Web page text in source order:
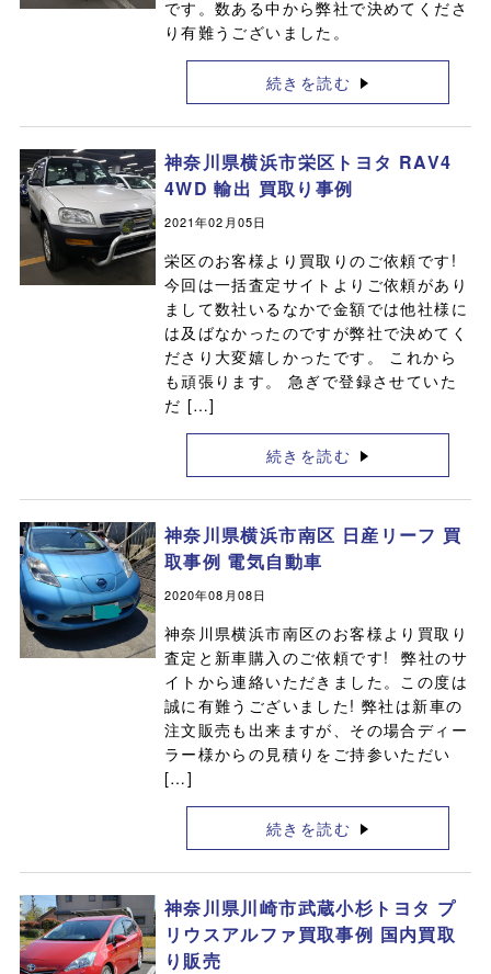
です。数ある中から弊社で決めてくださ
り有難うございました。
続きを読む
神奈川県横浜市栄区トヨタ RAV4
4WD 輸出 買取り事例
2021年02月05日
栄区のお客様より買取りのご依頼です!
今回は一括査定サイトよりご依頼があり
まして数社いるなかで金額では他社様に
は及ばなかったのですが弊社で決めてく
ださり大変嬉しかったです。 これから
も頑張ります。 急ぎで登録させていた
だ […]
続きを読む
神奈川県横浜市南区 日産リーフ 買
取事例 電気自動車
2020年08月08日
神奈川県横浜市南区のお客様より買取り
査定と新車購入のご依頼です! 弊社のサ
イトから連絡いただきました。この度は
誠に有難うございました! 弊社は新車の
注文販売も出来ますが、その場合ディー
ラー様からの見積りをご持参いただい
[…]
続きを読む
神奈川県川崎市武蔵小杉トヨタ プ
リウスアルファ買取事例 国内買取
り販売